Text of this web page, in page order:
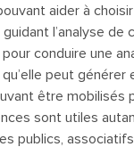
aider à
l’analyse de
conduire une
peut générer
être mobilisés
sont utiles
publics,